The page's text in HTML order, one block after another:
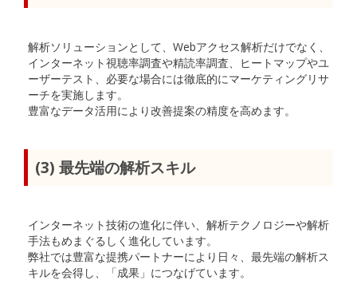
解析ソリューションとして、Webアクセス解析だけでなく、
インターネット視聴率調査や精読率調査、ヒートマップやユ
ーザーテスト、必要な場合には徹底的にマーケティングリサ
ーチを実施します。
豊富なデータ活用により改善提案の精度を高めます。
(3) 最先端の解析スキル
インターネット技術の進化に伴い、解析テクノロジーや解析
手法もめまぐるしく進化しています。
弊社では豊富な提携パートナーにより日々、最先端の解析ス
キルを会得し、「成果」につなげています。